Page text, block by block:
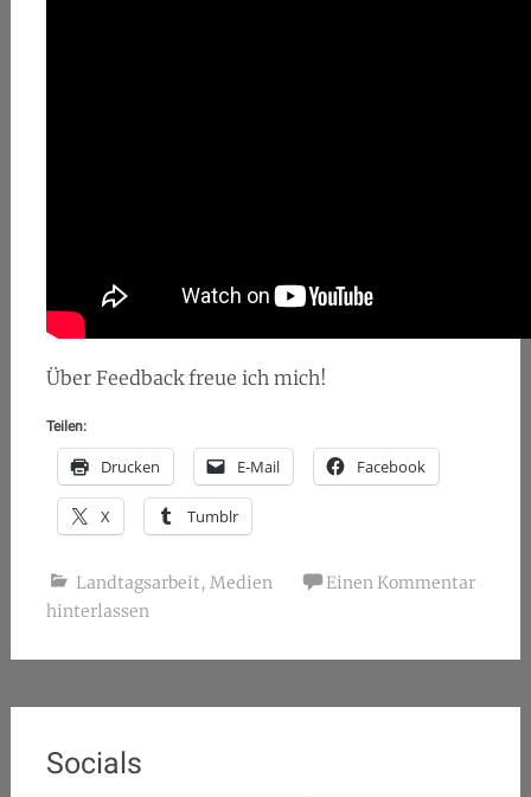
Über Feedback freue ich mich!
Teilen:
Drucken E-Mail Facebook
X Tumblr
Landtagsarbeit, Medien
Einen Kommentar
hinterlassen
Socials